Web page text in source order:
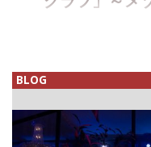
「FAUBOURG DE
GREEN
BLOG